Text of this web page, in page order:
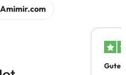
Amimir.com
Gutes